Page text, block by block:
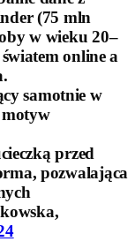
(75 mln
w wieku 20–
online a
przed
pozwalająca